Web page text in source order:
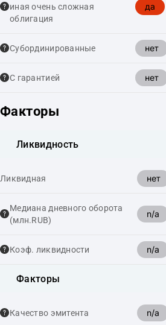
иная очень сложная
облигация
да
Cубординированные нет
С гарантией нет
Факторы
Ликвидность
Ликвидная нет
Медиана дневного оборота
(млн.RUB)
n/a
Коэф. ликвидности n/a
Факторы
Качество эмитента n/a